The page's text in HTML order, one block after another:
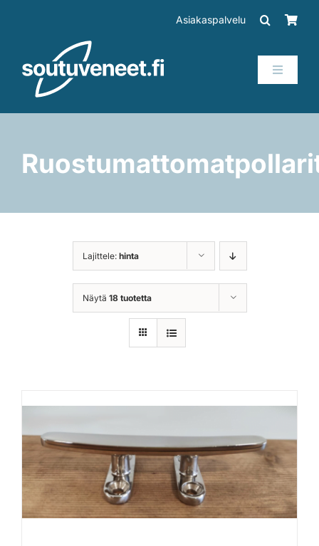
Asiakaspalvelu
Toggle
Perämoottorit
Rahoitus
Asiakaskokemuksia
Lajittele: hinta
Näytä 18 tuotetta